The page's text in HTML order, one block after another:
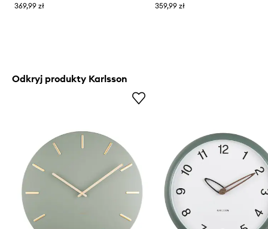
369,99 zł
359,99 zł
Odkryj produkty Karlsson